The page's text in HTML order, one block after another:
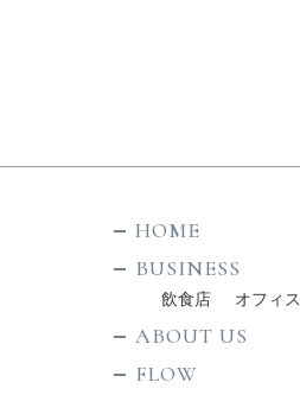
HOME
BUSINESS
飲食店 オフィス
ABOUT US
FLOW